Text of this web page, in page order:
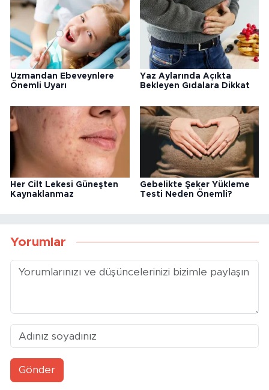
Uzmandan Ebeveynlere
Önemli Uyarı
Yaz Aylarında Açıkta
Bekleyen Gıdalara Dikkat
Her Cilt Lekesi Güneşten
Kaynaklanmaz
Gebelikte Şeker Yükleme
Testi Neden Önemli?
Yorumlar
Gönder